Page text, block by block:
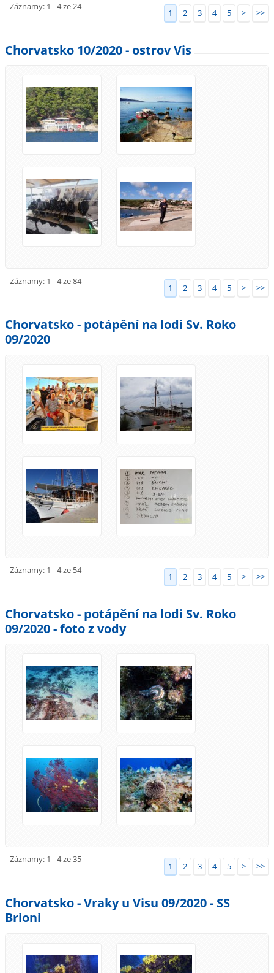
Záznamy: 1 - 4 ze 24
1 2 3 4 5 > >>
Chorvatsko 10/2020 - ostrov Vis
Záznamy: 1 - 4 ze 84
1 2 3 4 5 > >>
Chorvatsko - potápění na lodi Sv. Roko
09/2020
Záznamy: 1 - 4 ze 54
1 2 3 4 5 > >>
Chorvatsko - potápění na lodi Sv. Roko
09/2020 - foto z vody
Záznamy: 1 - 4 ze 35
1 2 3 4 5 > >>
Chorvatsko - Vraky u Visu 09/2020 - SS
Brioni